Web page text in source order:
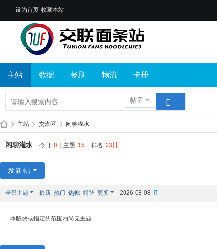
设为首页 收藏本站
主站 数据 畅刷 物流 卡册
帖子
面
条
站
» 主站 › 交流区 › 闲聊灌水
闲聊灌水 今日: 0 主题: 15 排名: 23
发新帖
全部主题 最新 热门 热帖 精华 更多 2026-08-08
本版块或指定的范围内尚无主题